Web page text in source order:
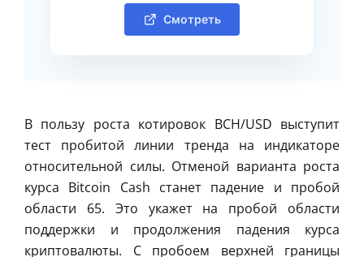
Смотреть
В пользу роста котировок BCH/USD выступит
тест пробитой линии тренда на индикаторе
относительной силы. Отменой варианта роста
курса Bitcoin Cash станет падение и пробой
области 65. Это укажет на пробой области
поддержки и продолжения падения курса
криптовалюты. С пробоем верхней границы